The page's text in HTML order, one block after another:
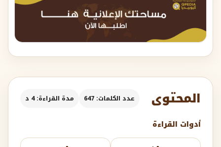
المحتوى عدد الكلمات: 647 مدة القراءة: 4 د
أدوات القراءة